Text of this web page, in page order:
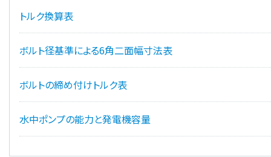
トルク換算表
ボルト径基準による6角二面幅寸法表
ボルトの締め付けトルク表
水中ポンプの能力と発電機容量